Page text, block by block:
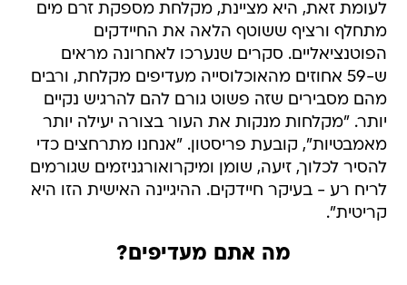
לעומת זאת, היא מציינת, מקלחת מספקת זרם מים
מתחלף ורציף ששוטף הלאה את החיידקים
הפוטנציאליים. סקרים שנערכו לאחרונה מראים
ש-59 אחוזים מהאוכלוסייה מעדיפים מקלחת, ורבים
מהם מסבירים שזה פשוט גורם להם להרגיש נקיים
יותר. "מקלחות מנקות את העור בצורה יעילה יותר
מאמבטיות", קובעת פריסטון. "אנחנו מתרחצים כדי
להסיר לכלוך, זיעה, שומן ומיקרואורגניזמים שגורמים
לריח רע - בעיקר חיידקים. ההיגיינה האישית הזו היא
קריטית".
מה אתם מעדיפים?